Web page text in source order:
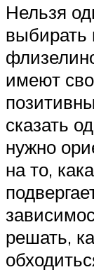
Нельзя
выбирать
имеют
сказать
нужно
на то,
решать,